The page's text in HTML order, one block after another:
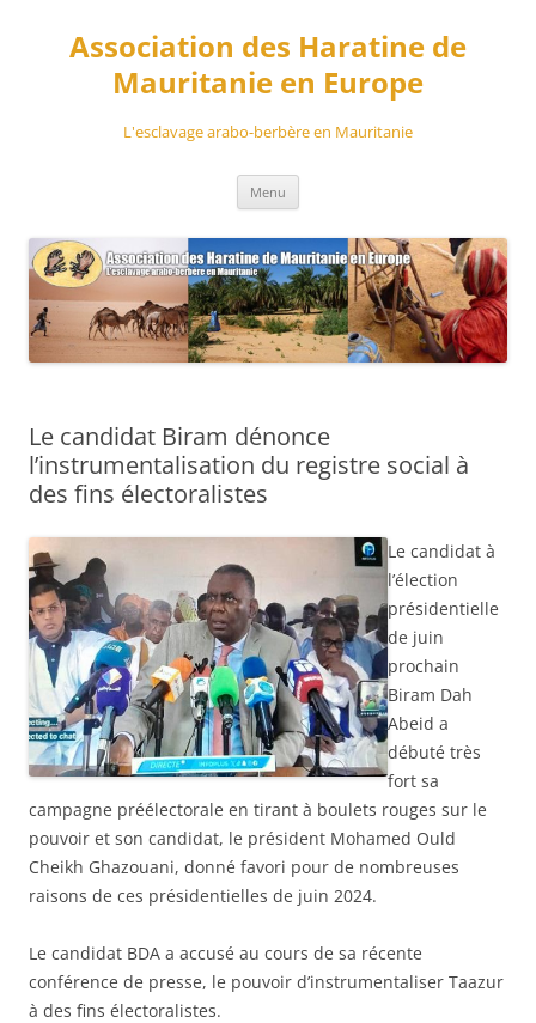
contenuAssociation des Haratine de
Mauritanie en Europe
L'esclavage arabo-berbère en Mauritanie
Menu
Le candidat Biram dénonce
l’instrumentalisation du registre social à
des fins électoralistes
Le candidat à
l’élection
présidentielle
de juin
prochain
Biram Dah
Abeid a
débuté très
fort sa
campagne préélectorale en tirant à boulets rouges sur le
pouvoir et son candidat, le président Mohamed Ould
Cheikh Ghazouani, donné favori pour de nombreuses
raisons de ces présidentielles de juin 2024.
Le candidat BDA a accusé au cours de sa récente
conférence de presse, le pouvoir d’instrumentaliser Taazur
à des fins électoralistes.